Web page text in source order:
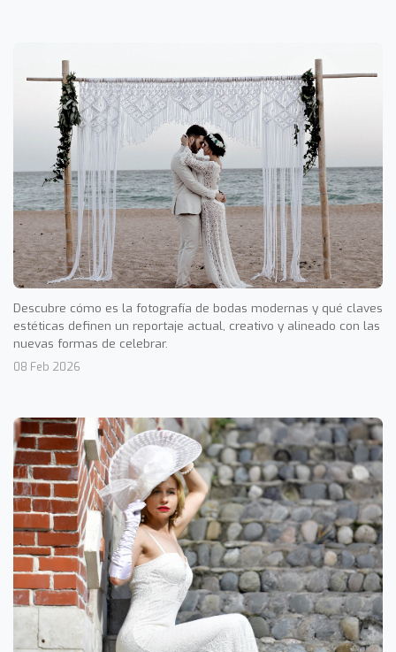
Descubre cómo es la fotografía de bodas modernas y qué claves
estéticas definen un reportaje actual, creativo y alineado con las
nuevas formas de celebrar.
08 Feb 2026